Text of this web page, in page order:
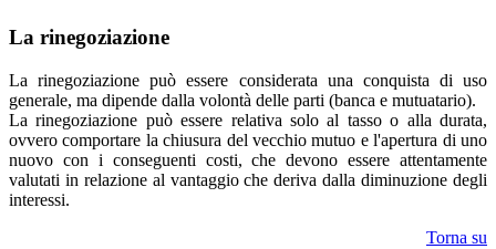
La rinegoziazione
La rinegoziazione può essere considerata una conquista di uso
generale, ma dipende dalla volontà delle parti (banca e mutuatario).
La rinegoziazione può essere relativa solo al tasso o alla durata,
ovvero comportare la chiusura del vecchio mutuo e l'apertura di uno
nuovo con i conseguenti costi, che devono essere attentamente
valutati in relazione al vantaggio che deriva dalla diminuzione degli
interessi.
Torna su